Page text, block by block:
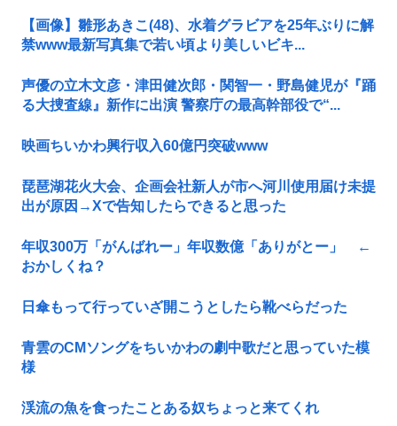
【画像】雛形あきこ(48)、水着グラビアを25年ぶりに解
禁www最新写真集で若い頃より美しいビキ...
声優の立木文彦・津田健次郎・関智一・野島健児が『踊
る大捜査線』新作に出演 警察庁の最高幹部役で“...
映画ちいかわ興行収入60億円突破www
琵琶湖花火大会、企画会社新人が市へ河川使用届け未提
出が原因→Xで告知したらできると思った
年収300万「がんばれー」年収数億「ありがとー」 ←
おかしくね？
日傘もって行っていざ開こうとしたら靴べらだった
青雲のCMソングをちいかわの劇中歌だと思っていた模
様
渓流の魚を食ったことある奴ちょっと来てくれ